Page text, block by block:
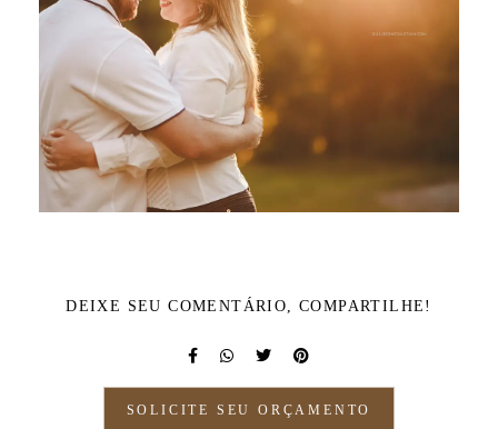
DEIXE SEU COMENTÁRIO, COMPARTILHE!
SOLICITE SEU ORÇAMENTO